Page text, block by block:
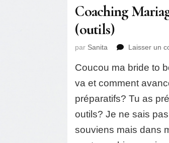
Coaching
(outils)
par Sanita Laisser un
Coucou ma bride to
va et comment
préparatifs? Tu as
outils? Je ne sais
souviens mais dans